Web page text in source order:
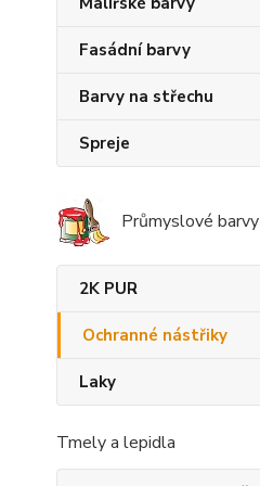
Fasádní barvy
Barvy na střechu
Spreje
Průmyslové barvy
2K PUR
Ochranné nástřiky
Laky
Tmely a lepidla